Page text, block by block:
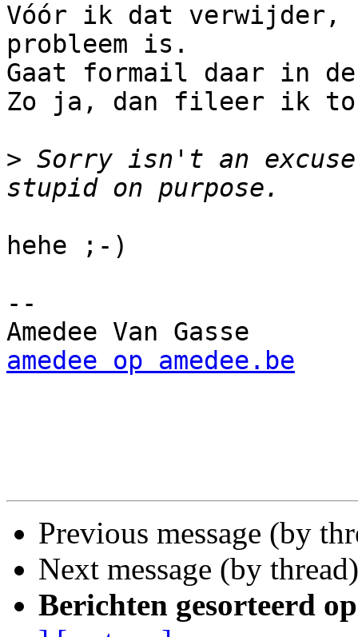
Vóór ik dat verwijder,
probleem is.
Gaat formail daar in
Zo ja, dan fileer ik
> Sorry isn't an excuse
hehe ;-)
--
amedee op amedee.be
Previous message (by
Next message (by
Berichten gesorteerd